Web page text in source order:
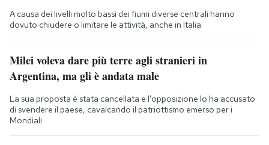
A causa dei livelli molto bassi dei fiumi diverse centrali hanno
dovuto chiudere o limitare le attività, anche in Italia
Milei voleva dare più terre agli stranieri in
Argentina, ma gli è andata male
La sua proposta è stata cancellata e l’opposizione lo ha accusato
di svendere il paese, cavalcando il patriottismo emerso per i
Mondiali